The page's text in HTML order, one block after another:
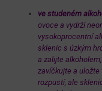
ve studeném
ovoce a vydrží
vysokoprocentní
sklenic s úzkým
a zalijte
zavíčkujte a uložte
rozpustí, ale